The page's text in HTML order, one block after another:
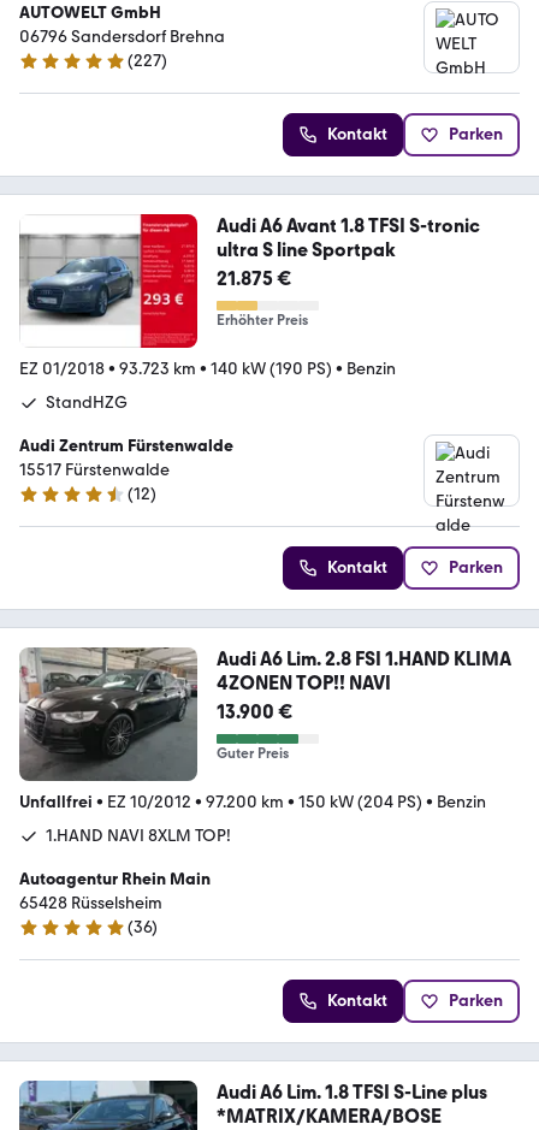
AUTOWELT GmbH
06796 Sandersdorf Brehna
4.8 Sterne
(227)
Kontakt Parken
Audi A6 Avant 1.8 TFSI S-tronic
ultra S line Sportpak
21.875 €
Erhöhter Preis
EZ 01/2018• 93.723 km • 140 kW (190 PS) • Benzin
StandHZG
Audi Zentrum Fürstenwalde
15517 Fürstenwalde
4.5 Sterne
(12)
Kontakt Parken
Audi A6 Lim. 2.8 FSI 1.HAND KLIMA
4ZONEN TOP!! NAVI
13.900 €
Guter Preis
Unfallfrei • EZ 10/2012 • 97.200 km • 150 kW (204 PS) • Benzin
1.HAND NAVI 8XLM TOP!
Autoagentur Rhein Main
65428 Rüsselsheim
4.9 Sterne
(36)
Kontakt Parken
Audi A6 Lim. 1.8 TFSI S-Line plus
*MATRIX/KAMERA/BOSE